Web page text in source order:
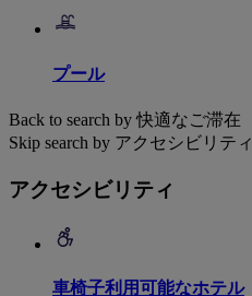
プール
Back to search by 快適なご滞在
Skip search by アクセシビリティ
アクセシビリティ
車椅子利用可能なホテル